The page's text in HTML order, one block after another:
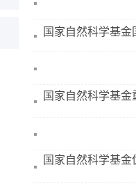
国家自然科学基
国家自然科学基
国家自然科学基